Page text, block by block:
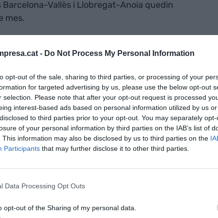
- Do Not Process My Personal Information
opt-out of the sale, sharing to third parties, or processing of your
for targeted advertising by us, please use the below opt-out
selection. Please note that after your opt-out request is processed
interest-based ads based on personal information utilized by us
to third parties prior to your opt-out. You may separately
of your personal information by third parties on the IAB’s list of
This information may also be disclosed by us to third parties on the
Participants that may further disclose it to other third parties.
Data Processing Opt Outs
opt-out of the Sharing of my personal data.
Barcelona-Vallès i Llobregat-Anoia quedin
mes.
usuaris podran continuar comprant els suports
carregar-los a la T-Mobilitat en cas que
del bitllet senzill al suport de la T-Mobilitat
d'usuari de les poersones que utilitzin
ara el fet de poder validar els títols de
o la possibilitat de reutilitzar el suport en el
l'entitat posarà en marxa una campanya de
i de les estacions, a les xarxes socials i a la
d'informar-ne per imprès i en digital a les